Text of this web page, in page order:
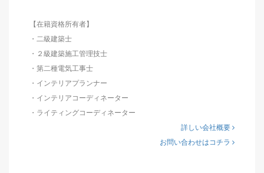
【在籍資格所有者】
・二級建築士
・２級建築施工管理技士
・第二種電気工事士
・インテリアプランナー
・インテリアコーディネーター
・ライティングコーディネーター
詳しい会社概要
お問い合わせはコチラ